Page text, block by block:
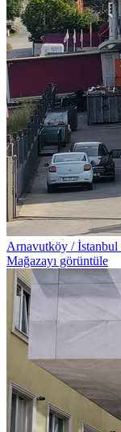
Arnavutköy / İstanbul
Mağazayı görüntüle